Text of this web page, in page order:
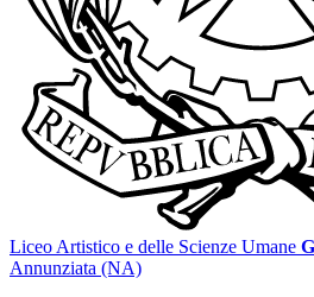
Liceo Artistico e delle Scienze Umane
Annunziata (NA)